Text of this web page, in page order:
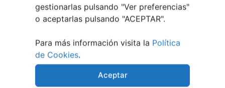
gestionarlas pulsando "Ver preferencias"
o aceptarlas pulsando "ACEPTAR".
Para más información visita la Política
de Cookies.
Aceptar
1 julio, 2026
Noites de Cine 2026 | O
Barco de Valdeorras